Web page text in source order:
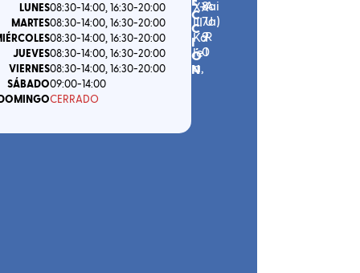
LUNES08:30-14:00, 16:30-20:00
MARTES08:30-14:00, 16:30-20:00
08:30-14:00, 16:30-20:00
JUEVES08:30-14:00, 16:30-20:00
VIERNES08:30-14:00, 16:30-20:00
SÁBADO09:00-14:00
DOMINGOCERRADO
C
C
I
Ó
N
XX
III
Ka
le
a,
-8
7
9
0
A
U
R
I
ai
a)